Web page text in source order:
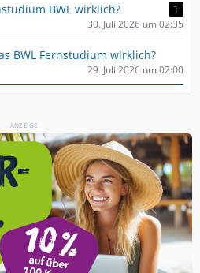
BWL wirklich?
1
30. Juli 2026 um 02:35
BWL Fernstudium wirklich?
29. Juli 2026 um 02:00
ANZEIGE